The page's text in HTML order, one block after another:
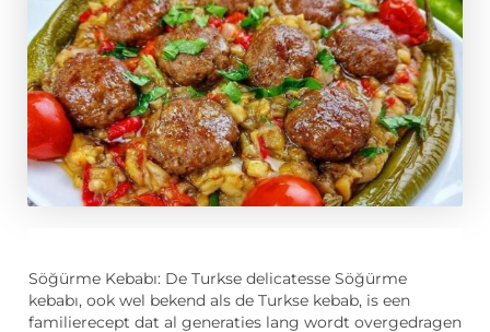
Söğürme Kebabı: De Turkse delicatesse Söğürme
kebabı, ook wel bekend als de Turkse kebab, is een
familierecept dat al generaties lang wordt overgedragen